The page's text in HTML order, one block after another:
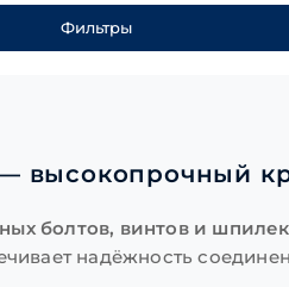
Фильтры
— высокопрочный
болтов, винтов и
надёжность